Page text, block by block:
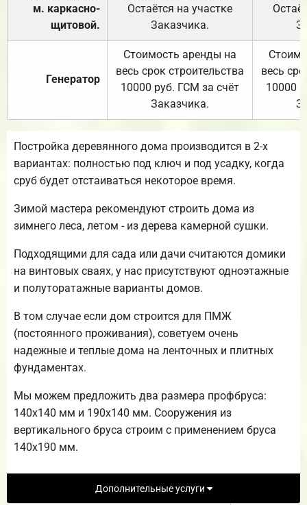
м. каркасно-
щитовой.
Остаётся на участке
Заказчика.
Генератор
Стоимость аренды на
весь срок строительства
10000 руб. ГСМ за счёт
Заказчика.
весь
10000
Постройка деревянного дома производится в 2-х
вариантах: полностью под ключ и под усадку, когда
сруб будет отстаиваться некоторое время.
Зимой мастера рекомендуют строить дома из
зимнего леса, летом - из дерева камерной сушки.
Подходящими для сада или дачи считаются домики
на винтовых сваях, у нас присутствуют одноэтажные
и полуторатажные варианты домов.
В том случае если дом строится для ПМЖ
(постоянного проживания), советуем очень
надежные и теплые дома на ленточных и плитных
фундаментах.
Мы можем предложить два размера профбруса:
140х140 мм и 190х140 мм. Сооружения из
вертикального бруса строим с применением бруса
140х190 мм.
Дополнительные услуги